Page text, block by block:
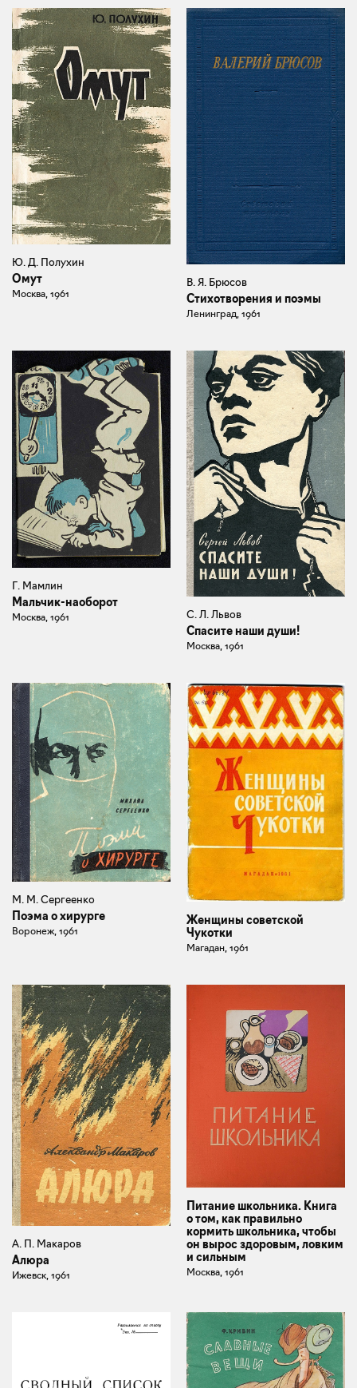
Ю. Д. Полухин
Омут
Москва, 1961
В. Я. Брюсов
Стихотворения и поэмы
Ленинград, 1961
Г. Мамлин
Мальчик-наоборот
Москва, 1961 С. Л. Львов
Спасите наши души!
Москва, 1961
М. М. Сергеенко
Поэма о хирурге
Воронеж, 1961
Женщины советской
Чукотки
Магадан, 1961
А. П. Макаров
Алюра
Ижевск, 1961
Питание школьника. Книга
о том, как правильно
кормить школьника, чтобы
он вырос здоровым, ловким
и сильным
Москва, 1961